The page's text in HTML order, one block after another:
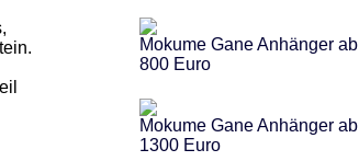
Mokume Gane Anhänger ab
800 Euro
Mokume Gane Anhänger ab
1300 Euro